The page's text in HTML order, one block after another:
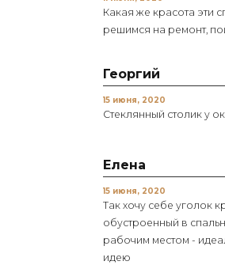
Какая же красота эти
решимся на ремонт,
Георгий
15 июня, 2020
Стеклянный столик у
Елена
15 июня, 2020
Так хочу себе уголок
обустроенный в
рабочим местом -
идею